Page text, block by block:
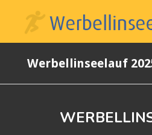
Werbellinseelauf